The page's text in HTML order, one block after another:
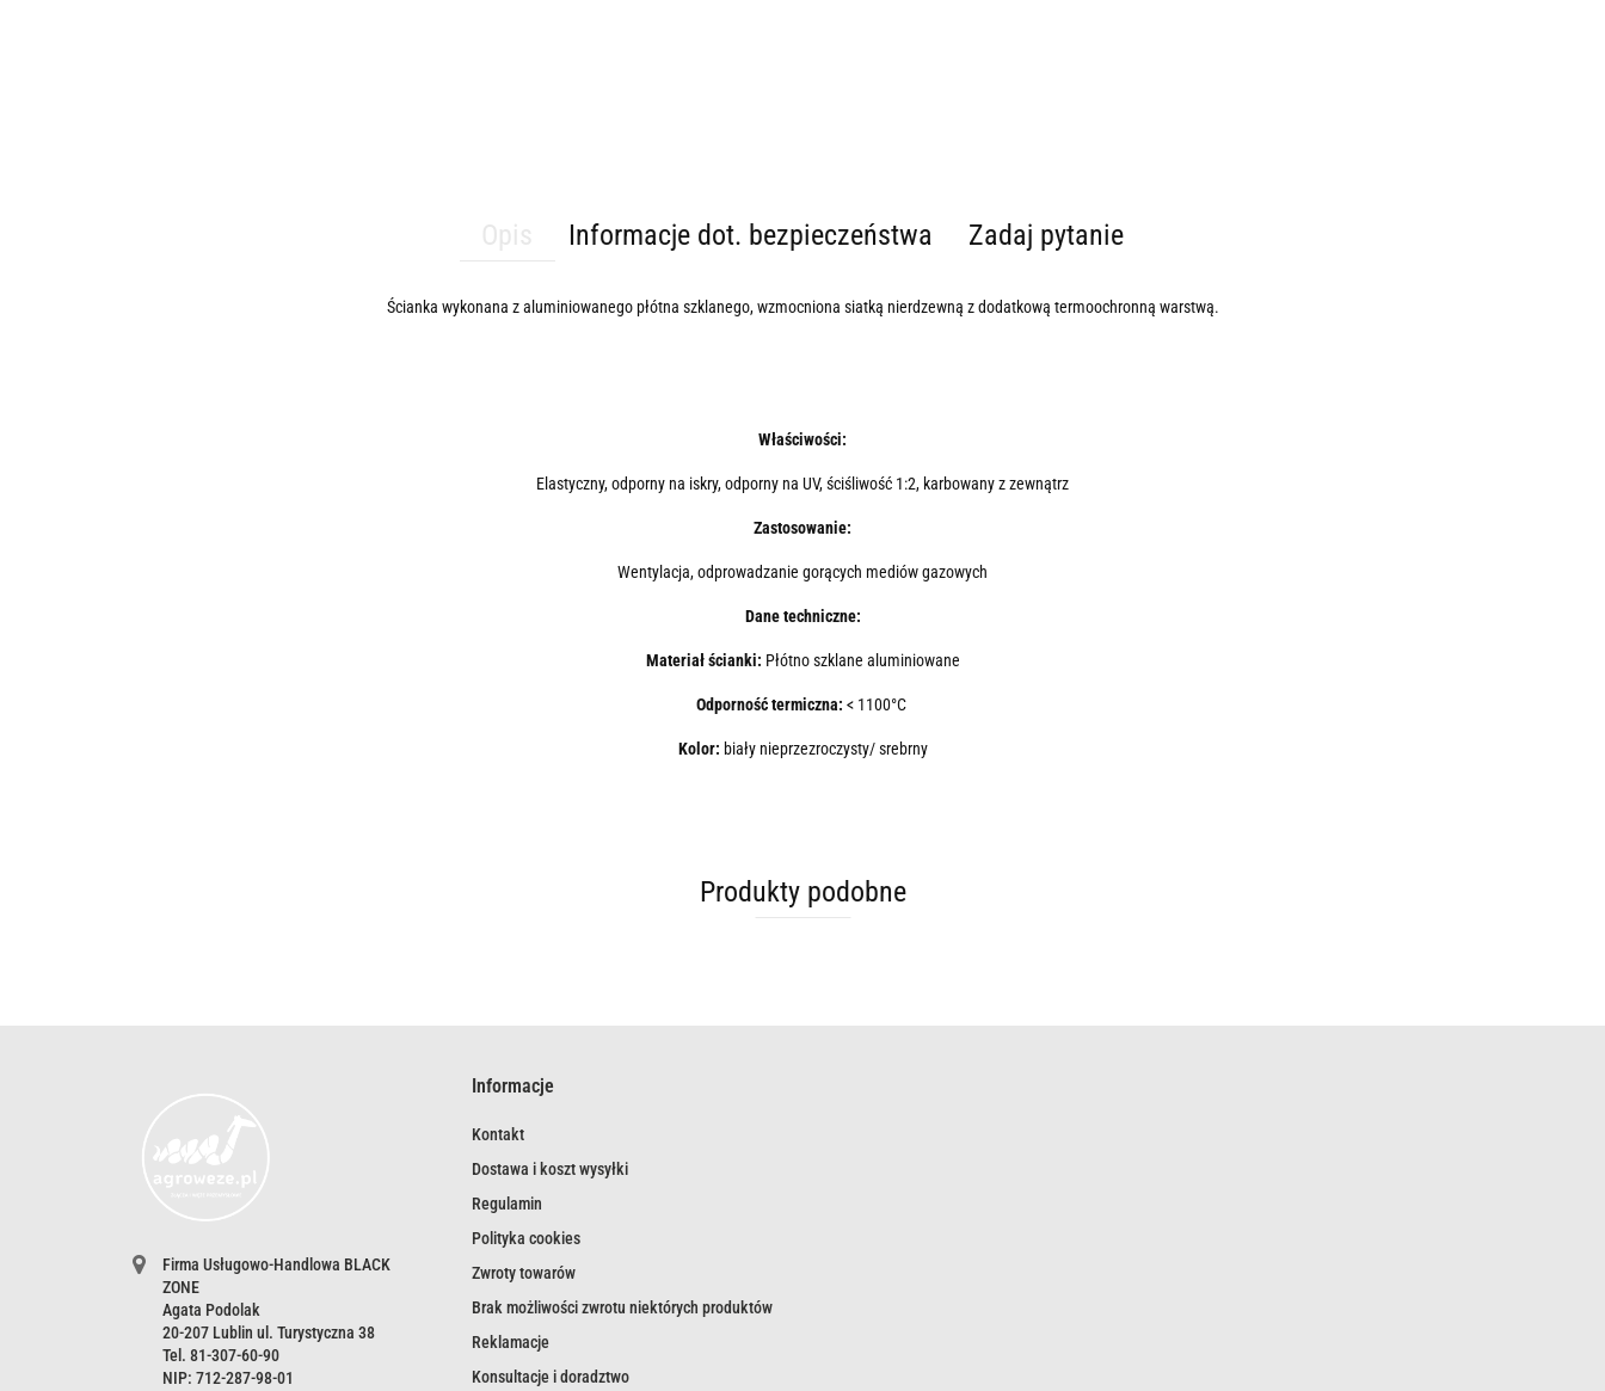
Informacje dot. bezpieczeństwa Zadaj pytanie
Ścianka wykonana z aluminiowanego płótna szklanego, wzmocniona siatką nierdzewną z dodatkową termoochronną warstwą.
Właściwości:
Elastyczny, odporny na iskry, odporny na UV, ściśliwość 1:2, karbowany z zewnątrz
Zastosowanie:
Wentylacja, odprowadzanie gorących mediów gazowych
Dane techniczne:
Materiał ścianki: Płótno szklane aluminiowane
Odporność termiczna: < 1100°C
Kolor: biały nieprzezroczysty/ srebrny
Produkty podobne
Firma Usługowo-Handlowa BLACK
ZONE
Agata Podolak
20-207 Lublin ul. Turystyczna 38
Tel. 81-307-60-90
NIP: 712-287-98-01
Informacje
Kontakt
Dostawa i koszt wysyłki
Regulamin
Polityka cookies
Zwroty towarów
Brak możliwości zwrotu niektórych produktów
Reklamacje
Konsultacje i doradztwo